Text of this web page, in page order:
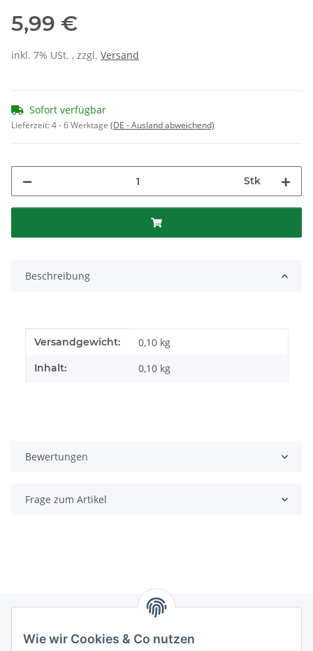
Wie wir Cookies & Co nutzen
5,99 €
inkl. 7% USt. , zzgl. Versand
Sofort verfügbar
Lieferzeit:4 - 6 Werktage (DE - Ausland abweichend)
Stk
Beschreibung
Produkteigenschaft
Wert
Versandgewicht: 0,10 kg
Inhalt: 0,10 kg
Bewertungen
Frage zum Artikel
Informationen